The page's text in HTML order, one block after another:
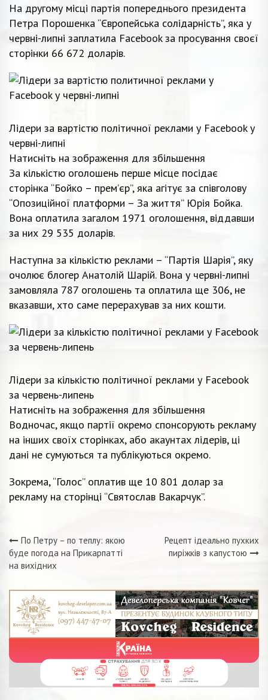
На другому місці партія попереднього президента
Петра Порошенка “Європейська солідарність”, яка у
червні-липні заплатила Facebook за просування своєї
сторінки 66 672 доларів.
Лідери за вартістю політичної реклами у Facebook у
червні-липні
Натисніть на зображення для збільшення
За кількістю оголошень перше місце посідає
сторінка “Бойко – прем’єр”, яка агітує за співголову
“Опозиційної платформи – За життя” Юрія Бойка.
Вона оплатила загалом 1971 оголошення, віддавши
за них 29 535 доларів.
Наступна за кількістю реклами – “Партія Шарія”, яку
очолює блогер Анатолій Шарій. Вона у червні-липні
замовляла 787 оголошень та оплатила ще 306, не
вказавши, хто саме перерахував за них кошти.
Лідери за кількістю політичної реклами у Facebook
за червень-липень
Натисніть на зображення для збільшення
Водночас, якщо партії окремо спонсорують рекламу
на інших своїх сторінках, або акаунтах лідерів, ці
дані не сумуються та публікуються окремо.
Зокрема, “Голос” оплатив ще 10 801 долар за
рекламу на сторінці “Святослав Вакарчук”.
Навігація
По Петру – по теплу: якою
буде погода на Прикарпатті
на вихідних
Рецепт ідеально пухких
пиріжків з капустою